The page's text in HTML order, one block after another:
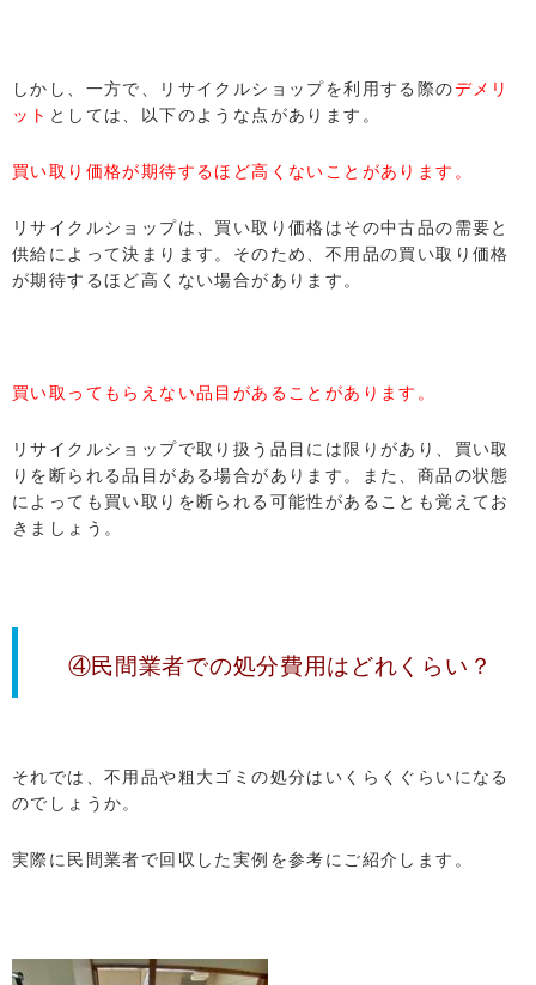
しかし、一方で、リサイクルショップを利用する際のデメリ
ット としては、以下のような点があります。
買い取り価格が期待するほど高くないことがあります。
リサイクルショップは、買い取り価格はその中古品の需要と
供給によって決まります。そのため、不用品の買い取り価格
が期待するほど高くない場合があります。
買い取ってもらえない品目があることがあります。
リサイクルショップで取り扱う品目には限りがあり、買い取
りを断られる品目がある場合があります。また、商品の状態
によっても買い取りを断られる可能性があることも覚えてお
きましょう。
④民間業者での処分費用はどれくらい？
それでは、不用品や粗大ゴミの処分はいくらくぐらいになる
のでしょうか。
実際に民間業者で回収した実例を参考にご紹介します。